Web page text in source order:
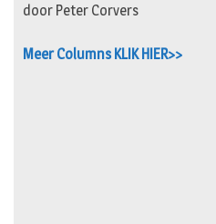
door Peter Corvers
Meer Columns KLIK HIER>>